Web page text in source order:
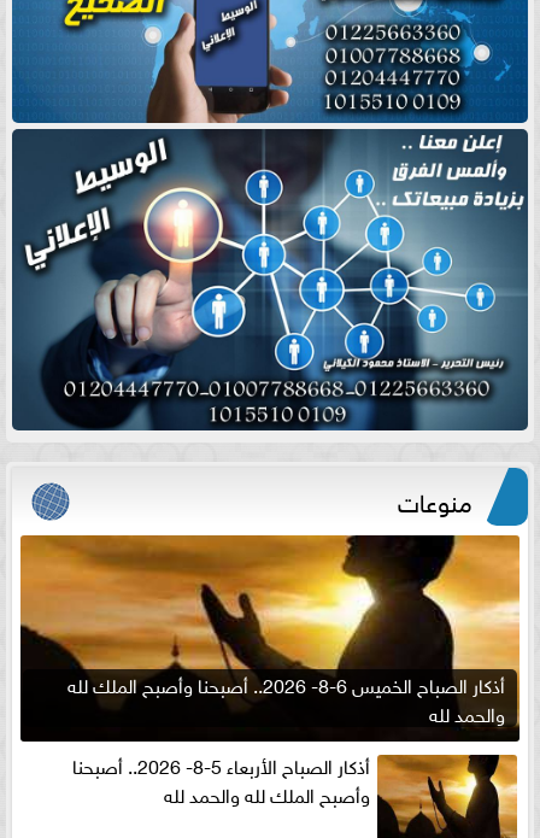
منوعات
أذكار الصباح الخميس 6-8- 2026.. أصبحنا وأصبح الملك لله
والحمد لله
أذكار الصباح الأربعاء 5-8- 2026.. أصبحنا
وأصبح الملك لله والحمد لله